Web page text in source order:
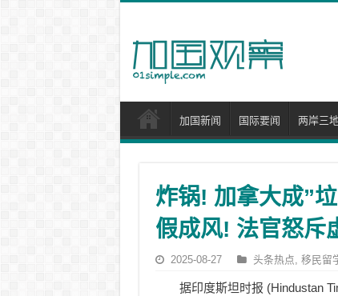
加国新闻 国际要闻 两岸三
炸锅! 加拿大成”
假成风! 法官怒斥
2025-08-27 头条热点, 移民留
据印度斯坦时报 (Hindustan